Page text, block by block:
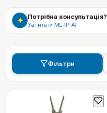
✦ Потрібна консультація?
Запитати МЕТР АІ
Фільтри